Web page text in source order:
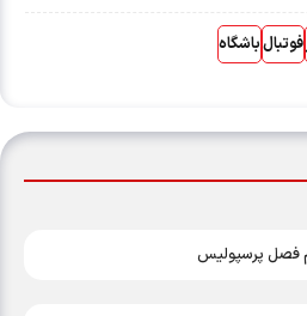
باشگاه
فصل پرسپولیس